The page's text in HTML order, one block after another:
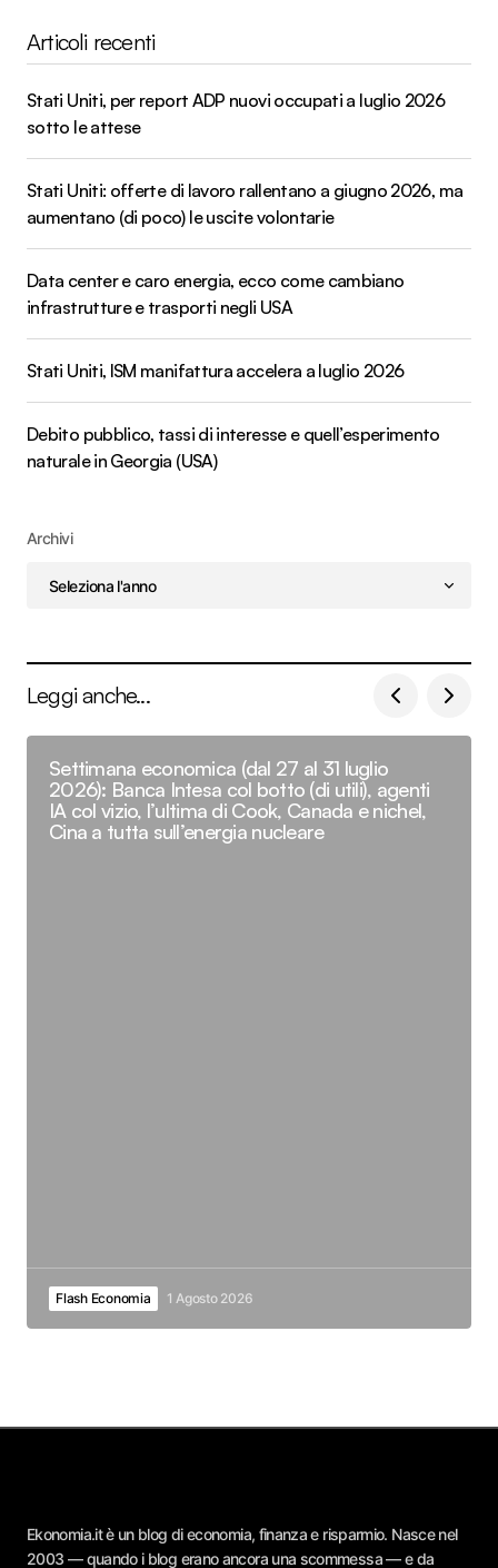
Articoli recenti
Stati Uniti, per report ADP nuovi occupati a luglio 2026
sotto le attese
Stati Uniti: offerte di lavoro rallentano a giugno 2026, ma
aumentano (di poco) le uscite volontarie
Data center e caro energia, ecco come cambiano
infrastrutture e trasporti negli USA
Stati Uniti, ISM manifattura accelera a luglio 2026
Debito pubblico, tassi di interesse e quell’esperimento
naturale in Georgia (USA)
Archivi
Leggi anche...
Settimana economica (dal 27 al 31 luglio
2026): Banca Intesa col botto (di utili), agenti
IA col vizio, l’ultima di Cook, Canada e nichel,
Cina a tutta sull’energia nucleare
Flash Economia 1 Agosto 2026
Ekonomia.it è un blog di economia, finanza e risparmio. Nasce nel
2003 — quando i blog erano ancora una scommessa — e da